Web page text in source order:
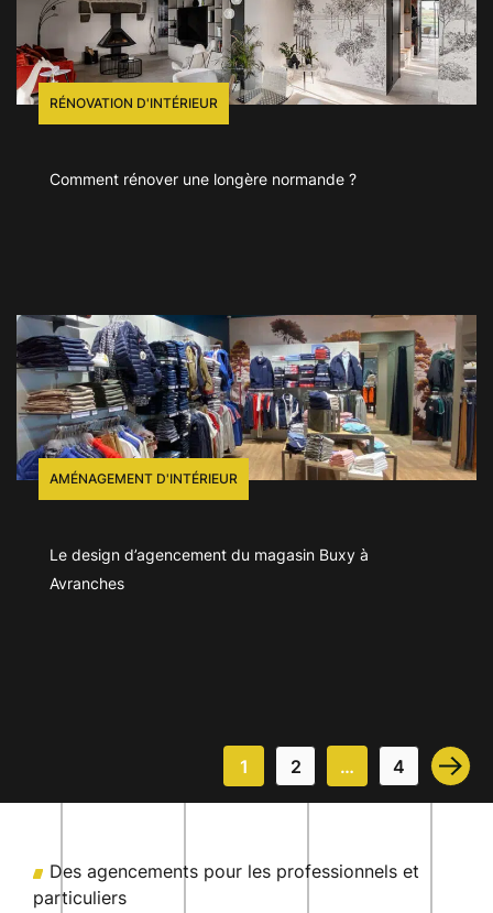
RÉNOVATION D'INTÉRIEUR
Comment rénover une longère normande ?
AMÉNAGEMENT D'INTÉRIEUR
Le design d’agencement du magasin Buxy à
Avranches
1 2 … 4
Des agencements pour les professionnels et
particuliers